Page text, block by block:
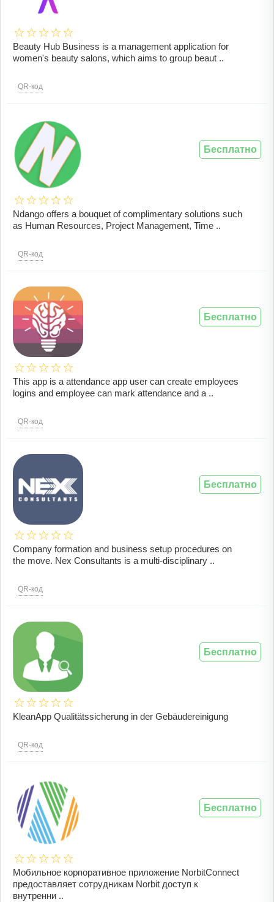
Beauty Hub Business is a management application for
women's beauty salons, which aims to group beaut ..
QR-код
Ndango offers a bouquet of complimentary solutions such
as Human Resources, Project Management, Time ..
QR-код
Бесплатно
This app is a attendance app user can create employees
logins and employee can mark attendance and a ..
QR-код
Бесплатно
Company formation and business setup procedures on
the move. Nex Consultants is a multi-disciplinary ..
QR-код
Бесплатно
KleanApp Qualitätssicherung in der Gebäudereinigung
QR-код
Бесплатно
Мобильное корпоративное приложение NorbitConnect
предоставляет сотрудникам Norbit доступ к
внутренни ..
Бесплатно